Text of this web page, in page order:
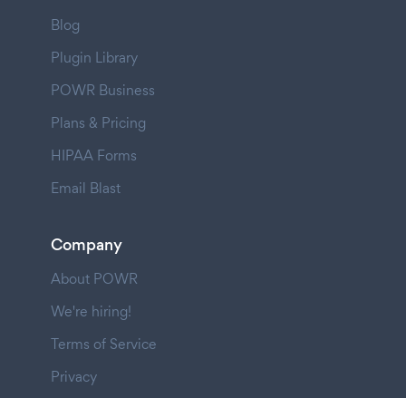
Blog
Plugin Library
POWR Business
Plans & Pricing
HIPAA Forms
Email Blast
Company
About POWR
We're hiring!
Terms of Service
Privacy